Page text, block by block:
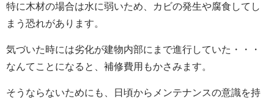
特に木材の場合は水に弱いため、カビの発生や腐食してし
まう恐れがあります。
気づいた時には劣化が建物内部にまで進行していた・・・
なんてことになると、補修費用もかさみます。
そうならないためにも、日頃からメンテナンスの意識を持